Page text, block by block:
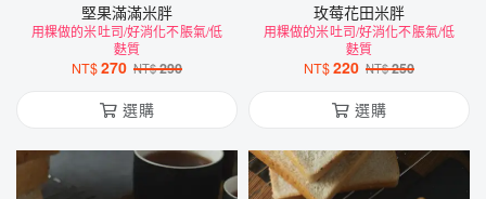
堅果滿滿米胖
用粿做的米吐司/好消化不脹氣/低
麩質
NT$270 NT$290
選購
玫莓花田米胖
用粿做的米吐司/好消化不脹氣/低
麩質
NT$220 NT$250
選購